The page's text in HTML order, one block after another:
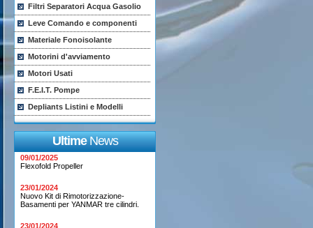
Filtri Separatori Acqua Gasolio
Leve Comando e componenti
Materiale Fonoisolante
Motorini d'avviamento
Motori Usati
F.E.I.T. Pompe
Depliants Listini e Modelli
UltimeNews
09/01/2025
Flexofold Propeller
23/01/2024
Nuovo Kit di Rimotorizzazione-
Basamenti per YANMAR tre cilindri.
23/01/2024